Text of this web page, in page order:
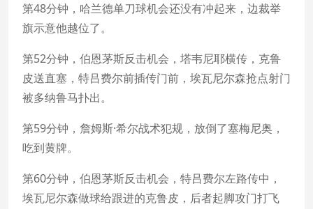
第48分钟，哈兰德单刀球机会还没有冲起来，边裁举
旗示意他越位了。
第52分钟，伯恩茅斯反击机会，塔韦尼耶横传，克鲁
皮送直塞，特吕费尔前插传门前，埃瓦尼尔森抢点射门
被多纳鲁马扑出。
第59分钟，詹姆斯·希尔战术犯规，放倒了塞梅尼奥，
吃到黄牌。
第60分钟，伯恩茅斯反击机会，特吕费尔左路传中，
埃瓦尼尔森做球给跟进的克鲁皮，后者起脚攻门打飞